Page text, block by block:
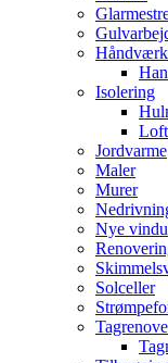
Isolering
Jordvarme
Maler
Murer
Nye
Solceller